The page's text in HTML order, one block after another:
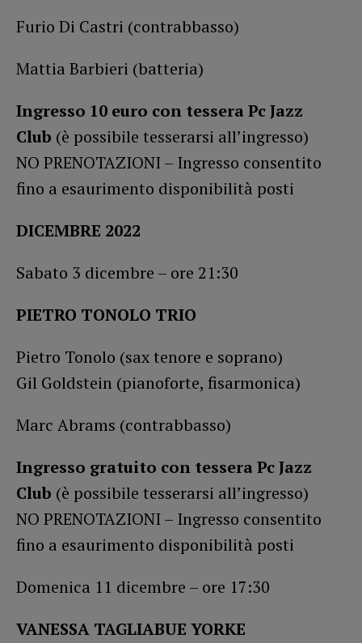
Furio Di Castri (contrabbasso)
Mattia Barbieri (batteria)
Ingresso 10 euro con tessera Pc Jazz
Club (è possibile tesserarsi all’ingresso)
NO PRENOTAZIONI – Ingresso consentito
fino a esaurimento disponibilità posti
DICEMBRE 2022
Sabato 3 dicembre – ore 21:30
PIETRO TONOLO TRIO
Pietro Tonolo (sax tenore e soprano)
Gil Goldstein (pianoforte, fisarmonica)
Marc Abrams (contrabbasso)
Ingresso gratuito con tessera Pc Jazz
Club (è possibile tesserarsi all’ingresso)
NO PRENOTAZIONI – Ingresso consentito
fino a esaurimento disponibilità posti
Domenica 11 dicembre – ore 17:30
VANESSA TAGLIABUE YORKE